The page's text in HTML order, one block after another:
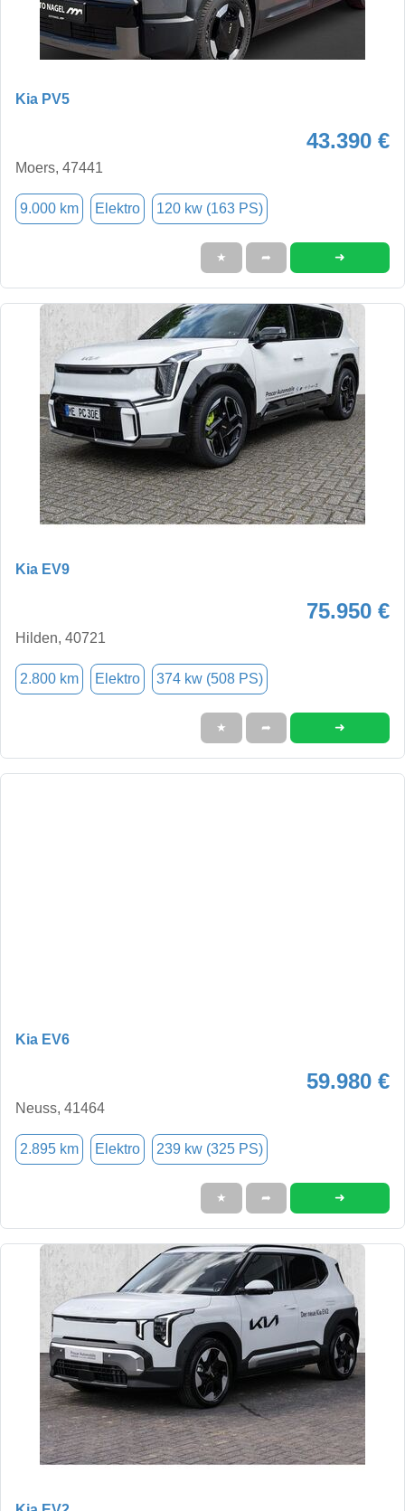
Kia PV5
43.390 €
Moers, 47441
9.000 km Elektro 120 kw (163 PS)
★ ➦ ➜
Kia EV9
75.950 €
Hilden, 40721
2.800 km Elektro 374 kw (508 PS)
★ ➦ ➜
Kia EV6
59.980 €
Neuss, 41464
2.895 km Elektro 239 kw (325 PS)
★ ➦ ➜